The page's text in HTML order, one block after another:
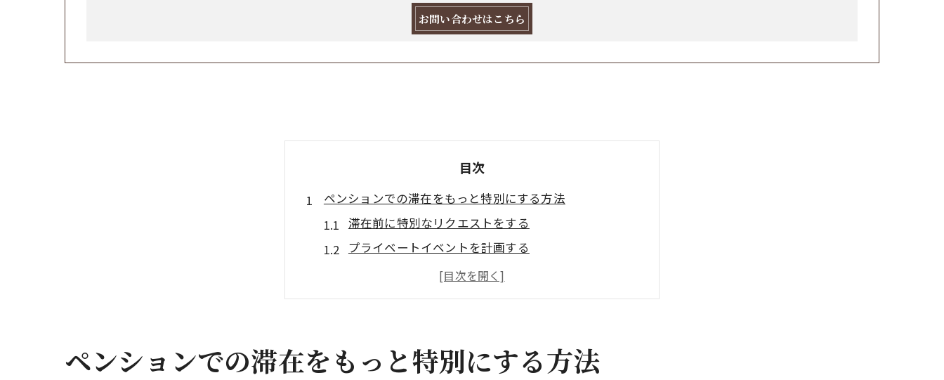
お問い合わせはこちら
目次
ペンションでの滞在をもっと特別にする方法
滞在前に特別なリクエストをする
プライベートイベントを計画する
特別な記念日のサプライズを用意する
地元ガイドと一緒に隠れた名所を巡る
ペンション内でのスペシャルクラスを楽しむ
ペンションの魅力を引き出す季節ごとの楽しみ方
ペンションでの滞在をもっと特別にする方法